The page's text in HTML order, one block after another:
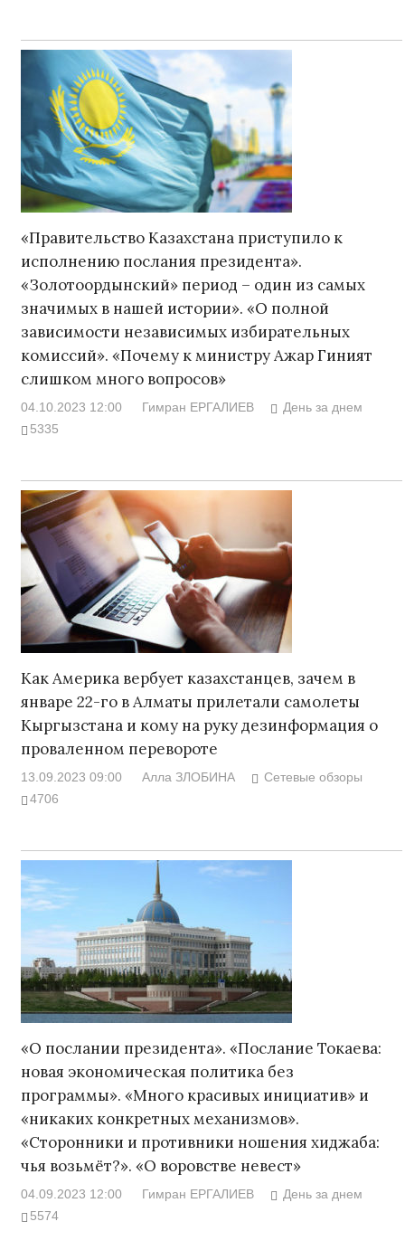
«Правительство Казахстана приступило к
исполнению послания президента».
«Золотоордынский» период – один из самых
значимых в нашей истории». «О полной
зависимости независимых избирательных
комиссий». «Почему к министру Ажар Гиният
слишком много вопросов»
04.10.2023 12:00 Гимран ЕРГАЛИЕВ
День за днем
5335
Как Америка вербует казахстанцев, зачем в
январе 22-го в Алматы прилетали самолеты
Кыргызстана и кому на руку дезинформация о
проваленном перевороте
13.09.2023 09:00 Алла ЗЛОБИНА
Сетевые обзоры
4706
«О послании президента». «Послание Токаева:
новая экономическая политика без
программы». «Много красивых инициатив» и
«никаких конкретных механизмов».
«Сторонники и противники ношения хиджаба:
чья возьмёт?». «О воровстве невест»
04.09.2023 12:00 Гимран ЕРГАЛИЕВ
День за днем
5574